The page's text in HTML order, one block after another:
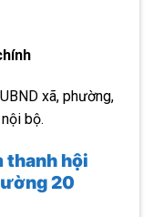
xã, phường,
bộ.
thanh hội
20